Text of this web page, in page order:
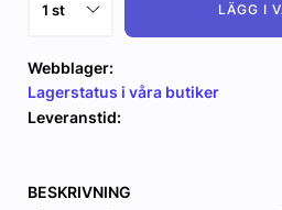
LÄGG I
Webblager:
Lagerstatus i våra butiker
Leveranstid:
BESKRIVNING